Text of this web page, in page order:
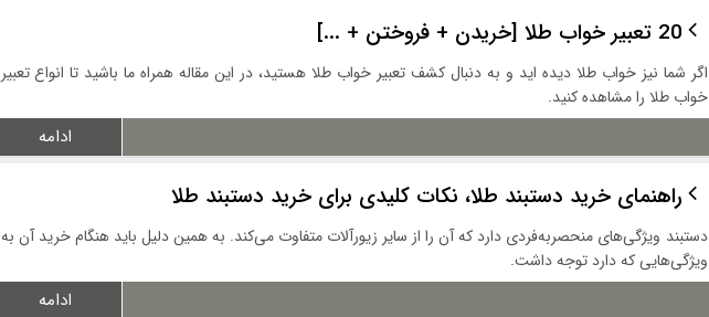
20 تعبیر خواب طلا [خریدن + فروختن + ...]
اگر شما نیز خواب طلا دیده اید و به دنبال کشف تعبیر خواب طلا هستید، در این مقاله همراه ما باشید تا انواع تعبیر
خواب طلا را مشاهده کنید.
ادامه
راهنمای خرید دستبند طلا، نکات کلیدی برای خرید دستبند طلا
دستبند ویژگی‌های منحصربه‌فردی دارد که آن را از سایر زیورآلات متفاوت می‌کند. به همین دلیل باید هنگام خرید آن به
ویژگی‌هایی که دارد توجه داشت.
ادامه